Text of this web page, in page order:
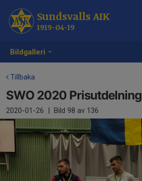
Bildgalleri
Sundsvalls AIK
1919-04-19
Tillbaka
SWO 2020 Prisutdelning
2020-01-26 | Bild 98 av 136